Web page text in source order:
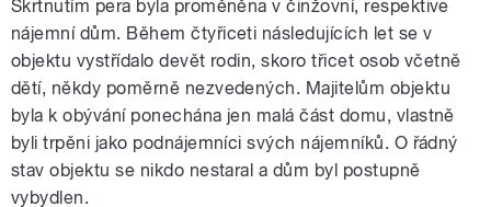
Škrtnutím pera byla proměněna v činžovní, respektive
nájemní dům. Během čtyřiceti následujících let se v
objektu vystřídalo devět rodin, skoro třicet osob včetně
dětí, někdy poměrně nezvedených. Majitelům objektu
byla k obývání ponechána jen malá část domu, vlastně
byli trpěni jako podnájemníci svých nájemníků. O řádný
stav objektu se nikdo nestaral a dům byl postupně
vybydlen.